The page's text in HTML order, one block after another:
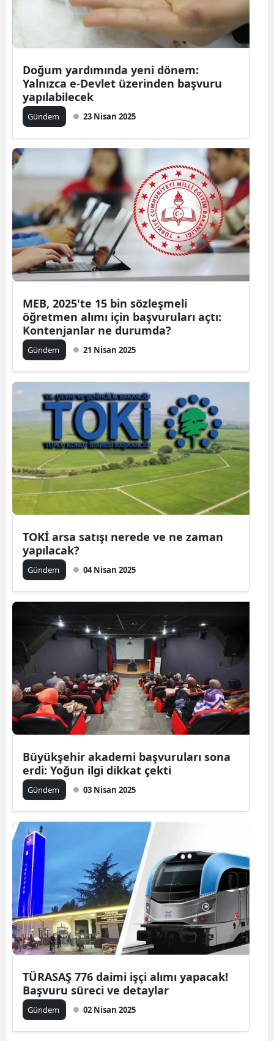
Doğum yardımında yeni dönem:
Yalnızca e-Devlet üzerinden başvuru
yapılabilecek
Gündem 23 Nisan 2025
MEB, 2025'te 15 bin sözleşmeli
öğretmen alımı için başvuruları açtı:
Kontenjanlar ne durumda?
Gündem 21 Nisan 2025
TOKİ arsa satışı nerede ve ne zaman
yapılacak?
Gündem 04 Nisan 2025
Büyükşehir akademi başvuruları sona
erdi: Yoğun ilgi dikkat çekti
Gündem 03 Nisan 2025
TÜRASAŞ 776 daimi işçi alımı yapacak!
Başvuru süreci ve detaylar
Gündem 02 Nisan 2025